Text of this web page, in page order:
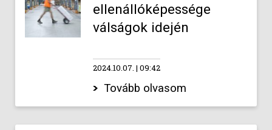
ellenállóképessége
válságok idején
2024.10.07. 09:42
Tovább olvasom